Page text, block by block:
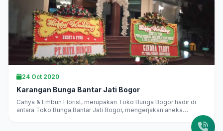
24 Oct 2020
Karangan Bunga Bantar Jati Bogor
Cahya & Embun Florist, merupakan Toko Bunga Bogor hadir di
antara Toko Bunga Bantar Jati Bogor, mengerjakan aneka